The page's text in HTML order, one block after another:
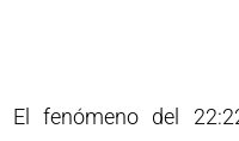
El fenómeno del